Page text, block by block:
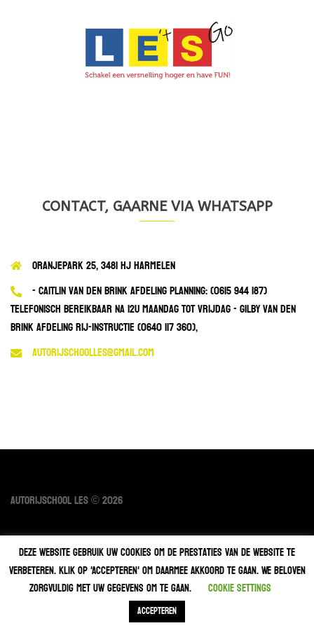
CONTACT, GAARNE VIA WHATSAPP
Oranjepark 25, 3481 HJ Harmelen
- Caitlin van den Brink afdeling planning: (0615 944 187)
telefonisch bereikbaar na 12u maandag tot vrijdag - Gilby van den
Brink afdeling rij-instructie (0640 117 360),
autorijschoolles@gmail.com
Autorijschool LES© 2026
CONTACT
Deze website gebruik uw cookies om de prestaties van de website te
verbeteren. Klik op 'ACCEPTEREN' om daarmee akkoord te gaan. We beloven
zorgvuldig met uw gegevens om te gaan.
Cookie settings
ACCEPTEREN